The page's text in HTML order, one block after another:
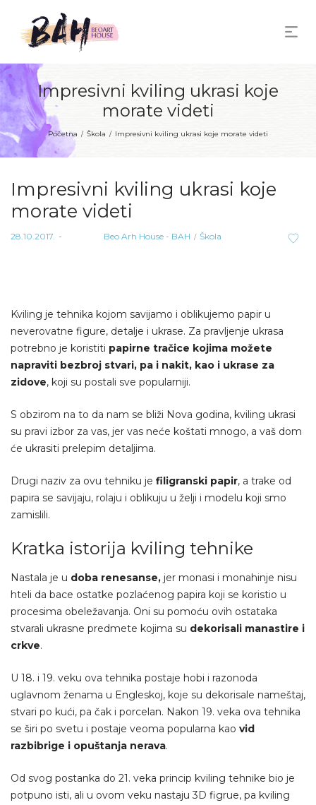
Impresivni kviling ukrasi koje
morate videti
Početna / Škola / Impresivni kviling ukrasi koje morate videti
Impresivni kviling ukrasi koje
morate videti
Posted
28.10.2017. Beo Arh House - BAH
Posted
Škola
Kviling je tehnika kojom savijamo i oblikujemo papir u
neverovatne figure, detalje i ukrase. Za pravljenje ukrasa
potrebno je koristiti papirne tračice kojima možete
napraviti bezbroj stvari, pa i nakit, kao i ukrase za
zidove, koji su postali sve popularniji.
S obzirom na to da nam se bliži Nova godina, kviling ukrasi
su pravi izbor za vas, jer vas neće koštati mnogo, a vaš dom
će ukrasiti prelepim detaljima.
Drugi naziv za ovu tehniku je filigranski papir, a trake od
papira se savijaju, rolaju i oblikuju u želji i modelu koji smo
zamislili.
Kratka istorija kviling tehnike
Nastala je u doba renesanse, jer monasi i monahinje nisu
hteli da bace ostatke pozlaćenog papira koji se koristio u
procesima obeležavanja. Oni su pomoću ovih ostataka
stvarali ukrasne predmete kojima su dekorisali manastire i
crkve.
U 18. i 19. veku ova tehnika postaje hobi i razonoda
uglavnom ženama u Engleskoj, koje su dekorisale nameštaj,
stvari po kući, pa čak i porcelan. Nakon 19. veka ova tehnika
se širi po svetu i postaje veoma popularna kao vid
razbibrige i opuštanja nerava.
Od svog postanka do 21. veka princip kviling tehnike bio je
potpuno isti, ali u ovom veku nastaju 3D figrue, pa kviling